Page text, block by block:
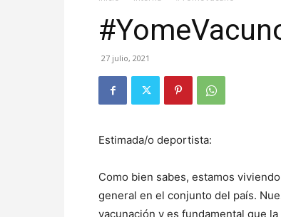
27 julio, 2021
Estimada/o deportista:
Como bien sabes, estamos
general en el conjunto del país.
vacunación y es fundamental que